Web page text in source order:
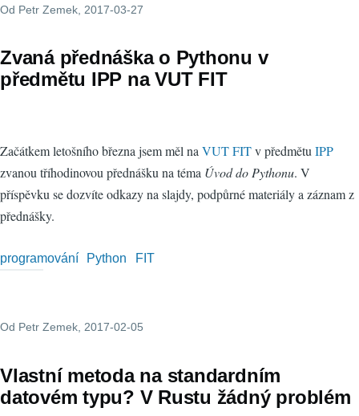
Od Petr Zemek , 2017-03-27
Zvaná přednáška o Pythonu v
předmětu IPP na VUT FIT
Začátkem letošního března jsem měl naVUT FITv předmětuIPP
zvanou tříhodinovou přednášku na téma Úvod do Pythonu. V
příspěvku se dozvíte odkazy na slajdy, podpůrné materiály a záznam z
přednášky.
programování Python FIT
Od Petr Zemek, 2017-02-05
Vlastní metoda na standardním
datovém typu? V Rustu žádný problém